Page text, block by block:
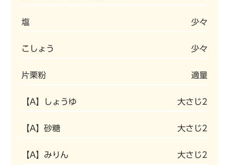
塩 少々
こしょう 少々
片栗粉 適量
【A】しょうゆ 大さじ2
【A】砂糖 大さじ2
【A】みりん 大さじ2